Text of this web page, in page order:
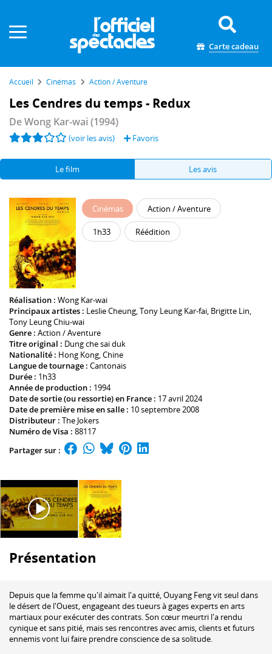
Carte cadeau
Accueil Cinémas Action / Aventure
Les Cendres du temps - Redux
DeWong Kar-wai (1994)
(voir les avis) Favoris
Le film Les avis
Cinémas Action / Aventure
1h33 Réédition
Réalisation : Wong Kar-wai
Principaux artistes : Leslie Cheung,Tony Leung Kar-fai, Brigitte Lin,
Tony Leung Chiu-wai
Genre : Action / Aventure
Titre original : Dung che sai duk
Nationalité : Hong Kong, Chine
Langue de tournage : Cantonais
Durée : 1h33
Année de production : 1994
Date de sortie (ou ressortie) en France : 17 avril 2024
Date de première mise en salle : 10 septembre 2008
Distributeur : The Jokers
Numéro de Visa : 88117
Partager sur :
Présentation
Depuis que la femme qu'il aimait l'a quitté, Ouyang Feng vit seul dans
le désert de l'Ouest, engageant des tueurs à gages experts en arts
martiaux pour exécuter des contrats. Son cœur meurtri l'a rendu
cynique et sans pitié, mais ses rencontres avec amis, clients et futurs
ennemis vont lui faire prendre conscience de sa solitude.